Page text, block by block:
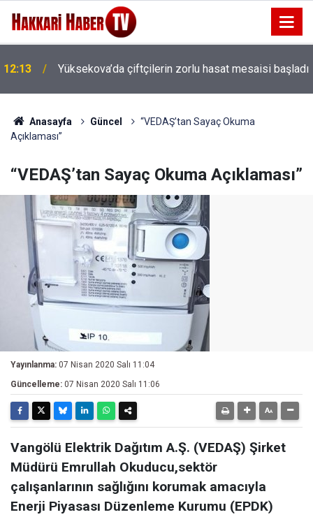
12:13 Yüksekova’da çiftçilerin zorlu hasat mesaisi başladı
Anasayfa Güncel
“VEDAŞ’tan Sayaç Okuma
Açıklaması”
“VEDAŞ’tan Sayaç Okuma Açıklaması”
Yayınlanma: 07 Nisan 2020 Salı 11:04
Güncelleme: 07 Nisan 2020 Salı 11:06
Vangölü Elektrik Dağıtım A.Ş. (VEDAŞ) Şirket
Müdürü Emrullah Okuducu,sektör
çalışanlarının sağlığını korumak amacıyla
Enerji Piyasası Düzenleme Kurumu (EPDK)